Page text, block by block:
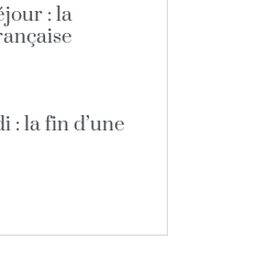
: la
: la fin d’une